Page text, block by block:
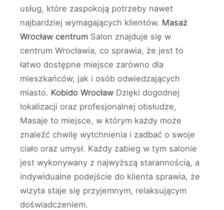
usług, które zaspokoją potrzeby nawet
najbardziej wymagających klientów. Masaż
Wrocław centrum Salon znajduje się w
centrum Wrocławia, co sprawia, że jest to
łatwo dostępne miejsce zarówno dla
mieszkańców, jak i osób odwiedzających
miasto. Kobido Wrocław Dzięki dogodnej
lokalizacji oraz profesjonalnej obsłudze,
Masaje to miejsce, w którym każdy może
znaleźć chwilę wytchnienia i zadbać o swoje
ciało oraz umysł. Każdy zabieg w tym salonie
jest wykonywany z najwyższą starannością, a
indywidualne podejście do klienta sprawia, że
wizyta staje się przyjemnym, relaksującym
doświadczeniem.